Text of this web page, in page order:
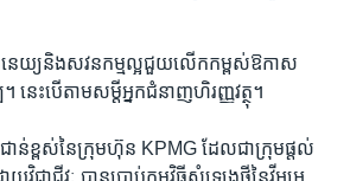
េយ្យ​និង​សវនកម្ម​ល្អ​ជួយ​លើក​កម្ពស់​ឱកាស​
នេះ​បើ​តាម​សម្តី​អ្នក​ជំនាញ​ហិរញ្ញវត្ថុ។
ន់ខ្ពស់​នៃ​ក្រុម​ហ៊ុន KPMG ដែល​ជា​ក្រុម​ផ្តល់​
ជ្ជាជីវៈ បាន​ប្រាប់​កម្មវិធី​សំឡេង​ថ្មី​នៃ​វីអូអេ​